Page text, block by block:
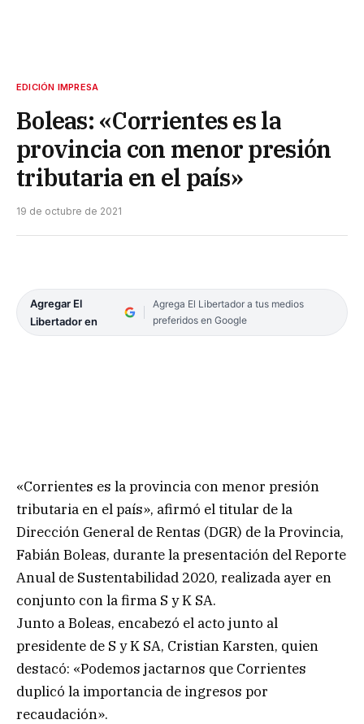
EDICIÓN IMPRESA
Boleas: «Corrientes es la
provincia con menor presión
tributaria en el país»
19 de octubre de 2021
Agregar El
Libertador en
Agrega El Libertador a tus medios
preferidos en Google
«Corrientes es la provincia con menor presión
tributaria en el país», afirmó el titular de la
Dirección General de Rentas (DGR) de la Provincia,
Fabián Boleas, durante la presentación del Reporte
Anual de Sustentabilidad 2020, realizada ayer en
conjunto con la firma S y K SA.
Junto a Boleas, encabezó el acto junto al
presidente de S y K SA, Cristian Karsten, quien
destacó: «Podemos jactarnos que Corrientes
duplicó la importancia de ingresos por
recaudación».